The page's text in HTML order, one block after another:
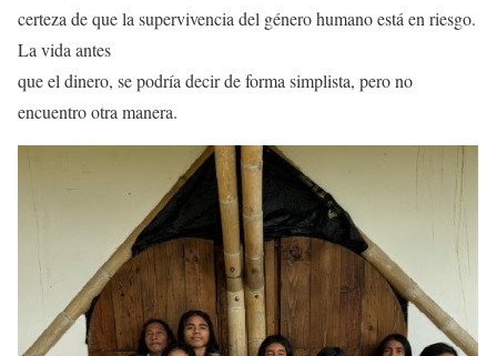
certeza de que la supervivencia del género humano está en riesgo.
La vida antes
que el dinero, se podría decir de forma simplista, pero no
encuentro otra manera.